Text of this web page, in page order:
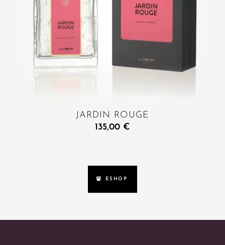
JARDIN ROUGE
135,00 €
ESHOP